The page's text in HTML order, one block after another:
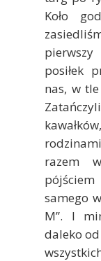
Koło
posiłek
nas, w tle
razem
samego
M”. I
daleko